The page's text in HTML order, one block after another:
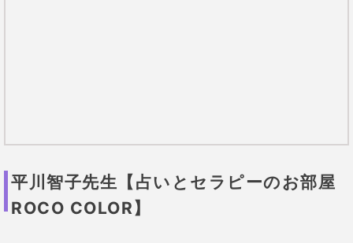
平川智子先生【占いとセラピーのお部屋
ROCO COLOR】